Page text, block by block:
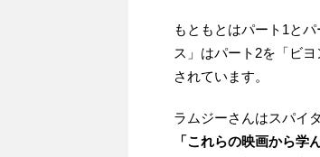
もともとはパート1と
ス」はパート2を「ビ
されています。
ラムジーさんはスパイ
「これらの映画から学